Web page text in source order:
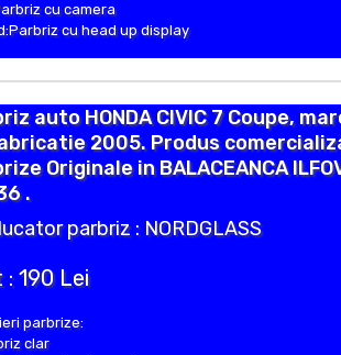
cu camera
cu head up display
auto HONDA CIVIC 7 Coupe,
2005. Produs
Originale in BALACEANCA
.
parbriz : NORDGLASS
: 190 Lei
parbrize:
clar